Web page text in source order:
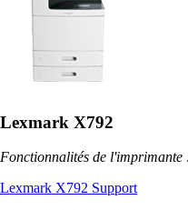
Lexmark X792
Fonctionnalités de
Lexmark X792 Support